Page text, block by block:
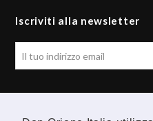
Iscriviti alla newsletter